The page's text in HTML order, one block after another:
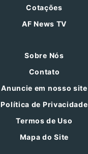
Cotações
AF News TV
Sobre Nós
Contato
Anuncie em nosso site
Política de Privacidade
Termos de Uso
Mapa do Site